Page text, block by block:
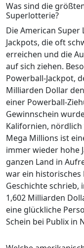
Was sind die
Superlotterie?
Die American
Jackpots, die oft
erreichen und die
auf sich ziehen.
Powerball-Jackpot,
Milliarden Dollar
einer Powerball-
Gewinnschein
Kalifornien, nördlich
Mega Millions ist
immer wieder hohe
ganzen Land in
war ein historisches
Geschichte schrieb,
1,602 Milliarden
eine glückliche
Schein bei Publix in